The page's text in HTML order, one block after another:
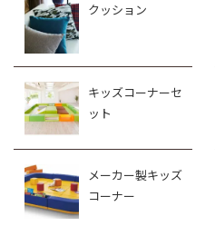
クッション
キッズコーナーセ
ット
メーカー製キッズ
コーナー